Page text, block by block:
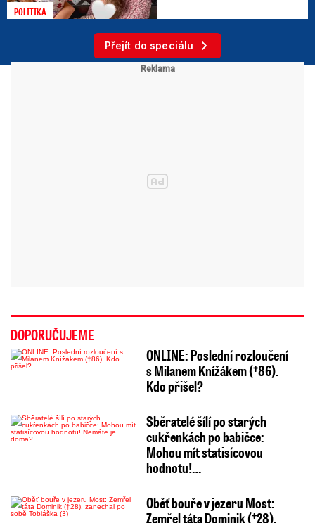
POLITIKA
Přejít do speciálu
DOPORUČUJEME
ONLINE: Poslední rozloučení
s Milanem Knížákem (†86).
Kdo přišel?
Sběratelé šílí po starých
cukřenkách po babičce:
Mohou mít statisícovou
hodnotu!…
Oběť bouře v jezeru Most:
Zemřel táta Dominik (†28),